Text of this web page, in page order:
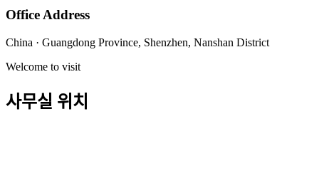
Office Address
China · Guangdong Province, Shenzhen, Nanshan District
Welcome to visit
사무실 위치